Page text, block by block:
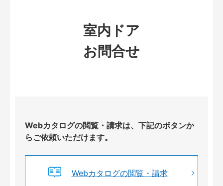
室内ドア
お問合せ
Webカタログの閲覧・請求は、下記のボタンか
らご依頼いただけます。
Webカタログの閲覧・請求